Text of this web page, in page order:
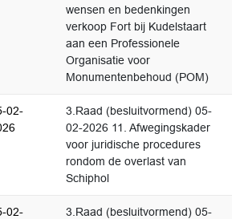
wensen en bedenkingen
verkoop Fort bij Kudelstaart
aan een Professionele
Organisatie voor
Monumentenbehoud (POM)
02-
3.Raad (besluitvormend) 05-
02-2026 11. Afwegingskader
voor juridische procedures
rondom de overlast van
Schiphol
02-
3.Raad (besluitvormend) 05-